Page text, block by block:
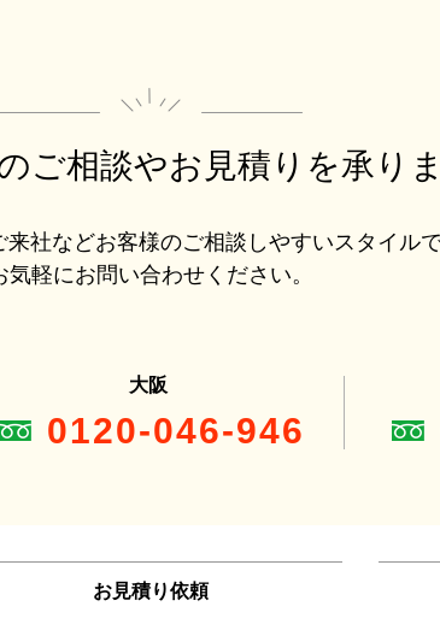
ご相談やお見積りを承り
来社などお客様のご相談しやすいスタイルで
気軽にお問い合わせください。
大阪
0120-046-946
お見積り依頼